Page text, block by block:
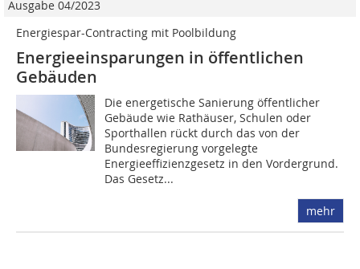
Ausgabe 04/2023
Energiespar-Contracting mit Poolbildung
Energieeinsparungen in öffentlichen
Gebäuden
Die energetische Sanierung öffentlicher
Gebäude wie Rathäuser, Schulen oder
Sporthallen rückt durch das von der
Bundesregierung vorgelegte
Energieeffizienzgesetz in den Vordergrund.
Das Gesetz...
mehr